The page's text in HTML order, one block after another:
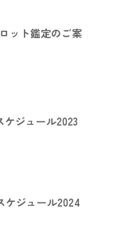
ット鑑定のご案
ジュール2023
ケジュール2024